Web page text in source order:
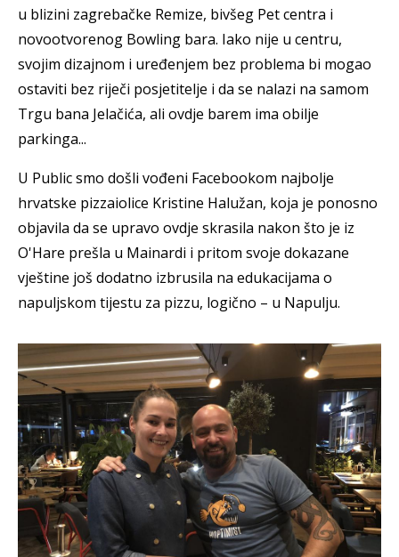
u blizini zagrebačke Remize, bivšeg Pet centra i
novootvorenog Bowling bara. Iako nije u centru,
svojim dizajnom i uređenjem bez problema bi mogao
ostaviti bez riječi posjetitelje i da se nalazi na samom
Trgu bana Jelačića, ali ovdje barem ima obilje
parkinga...
U Public smo došli vođeni Facebookom najbolje
hrvatske pizzaiolice Kristine Halužan, koja je ponosno
objavila da se upravo ovdje skrasila nakon što je iz
O'Hare prešla u Mainardi i pritom svoje dokazane
vještine još dodatno izbrusila na edukacijama o
napuljskom tijestu za pizzu, logično – u Napulju.